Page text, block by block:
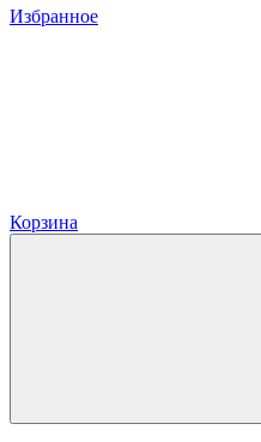
Избранное
Корзина